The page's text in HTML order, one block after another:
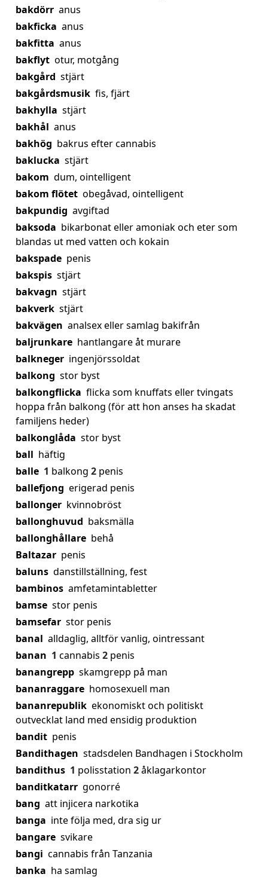
bakdörr anus
bakficka anus
bakfitta anus
bakflyt otur, motgång
bakgård stjärt
bakgårdsmusik fis, fjärt
bakhylla stjärt
bakhål anus
bakhög bakrus efter cannabis
baklucka stjärt
bakom dum, ointelligent
bakom flötet obegåvad, ointelligent
bakpundig avgiftad
baksoda bikarbonat eller amoniak och eter som
blandas ut med vatten och kokain
bakspade penis
bakspis stjärt
bakvagn stjärt
bakverk stjärt
bakvägen analsex eller samlag bakifrån
baljrunkare hantlangare åt murare
balkneger ingenjörssoldat
balkong stor byst
balkongflicka flicka som knuffats eller tvingats
hoppa från balkong (för att hon anses ha skadat
familjens heder)
balkonglåda stor byst
ball häftig
balle 1 balkong 2 penis
ballefjong erigerad penis
ballonger kvinnobröst
ballonghuvud baksmälla
ballonghållare behå
Baltazar penis
baluns danstillställning, fest
bambinos amfetamintabletter
bamse stor penis
bamsefar stor penis
banal alldaglig, alltför vanlig, ointressant
banan 1 cannabis 2 penis
banangrepp skamgrepp på man
bananraggare homosexuell man
bananrepublik ekonomiskt och politiskt
outvecklat land med ensidig produktion
bandit penis
Bandithagen stadsdelen Bandhagen i Stockholm
bandithus 1 polisstation 2åklagarkontor
banditkatarr gonorré
bang att injicera narkotika
banga inte följa med, dra sig ur
bangare svikare
bangi cannabis från Tanzania
banka ha samlag